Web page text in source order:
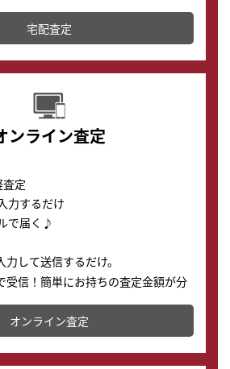
に査定・買取に出すことが可能で
宅配査定
ンライン査定
定
力するだけ
で届く♪
して送信するだけ。
受信！簡単にお持ちの査定金額が分
オンライン査定